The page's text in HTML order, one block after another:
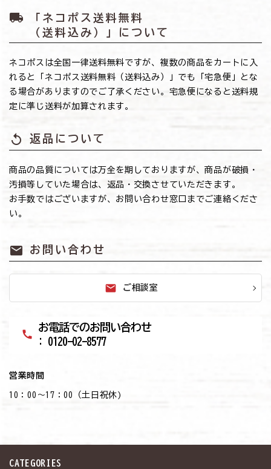
local_shipping
「ネコポス送料無料
（送料込み）」について
ネコポスは全国一律送料無料ですが、複数の商品をカートに入
れると「ネコポス送料無料（送料込み）」でも「宅急便」とな
る場合がありますのでご了承ください。宅急便になると送料規
定に準じ送料が加算されます。
replay 返品について
商品の品質については万全を期しておりますが、商品が破損・
汚損等していた場合は、返品・交換させていただきます。
お手数ではございますが、お問い合わせ窓口までご連絡くださ
い。
mail お問い合わせ
mail ご相談室
call
お電話でのお問い合わせ
: 0120-02-8577
営業時間
10：00～17：00（土日祝休)
CATEGORIES